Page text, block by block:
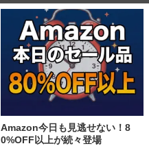
Amazon今日も見逃せない！8
0%OFF以上が続々登場